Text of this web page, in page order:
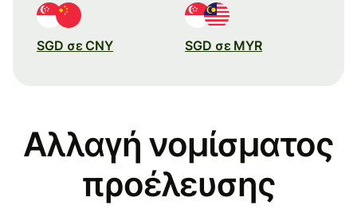
SGD σε CNY SGD σε MYR
Αλλαγή νομίσματος
προέλευσης